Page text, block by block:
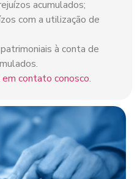
acumulados;
com a utilização de
à conta de
contato conosco.